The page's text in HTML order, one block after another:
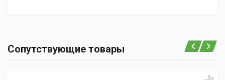
Сопутствующие товары